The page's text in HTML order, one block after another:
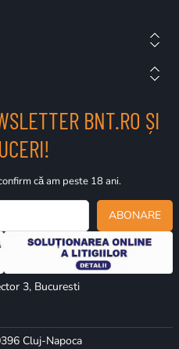
BNT.RO ȘI
că am peste 18 ani.
ABONARE
3, Bucuresti
Cluj-Napoca